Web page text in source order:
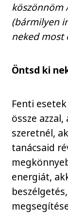
köszönnöm
(bármilyen
neked most
Öntsd ki
Fenti
össze
szeretnél,
tanácsaid
energiát,